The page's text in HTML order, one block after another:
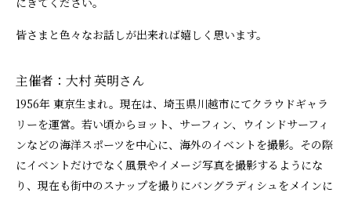
皆さまと色々なお話しが出来れば嬉しく思います。
主催者：大村 英明さん
1956年 東京生まれ。現在は、埼玉県川越市にてクラウドギャラ
リーを運営。若い頃からヨット、サーフィン、ウインドサーフィ
ンなどの海洋スポーツを中心に、海外のイベントを撮影。その際
にイベントだけでなく風景やイメージ写真を撮影するようにな
り、現在も街中のスナップを撮りにバングラディシュをメインに